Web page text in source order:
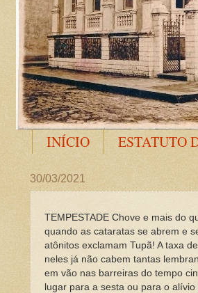
INÍCIO ESTATUTO
30/03/2021
TEMPESTADE Chove e mais do
quando as cataratas se abrem e
atônitos exclamam Tupã! A taxa
neles já não cabem tantas
em vão nas barreiras do tempo
lugar para a sesta ou para o